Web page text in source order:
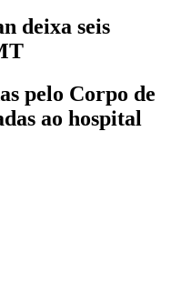
deixa seis
pelo Corpo de
ao hospital